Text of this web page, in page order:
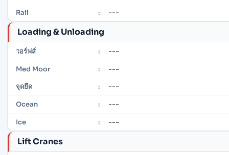
Rail : ---
Loading & Unloading
วอร์ฟส์ : ---
Med Moor : ---
จุดยึด : ---
Ocean : ---
Ice : ---
Lift Cranes